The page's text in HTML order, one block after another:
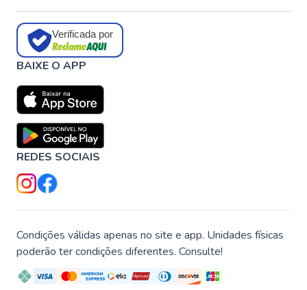
Verificada por
BAIXE O APP
REDES SOCIAIS
Condições válidas apenas no site e app. Unidades físicas
poderão ter condições diferentes. Consulte!